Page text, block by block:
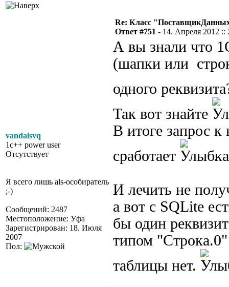
vandalsvq
1c++ power user
Отсутствует
Я всего лишь als-особиратель
;-)
Сообщений: 2487
Местоположение: Уфа
Зарегистрирован: 18. Июля
2007
Пол:
Re: Класс
Ответ #751 - 14. Апреля 2012 ::
А вы знали что
(шапки или
одного
Так вот знайте
В итоге запрос
сработает
.
И лечить не
а вот с SQLite
бы один
типом "Строка.0"
таблицы нет.